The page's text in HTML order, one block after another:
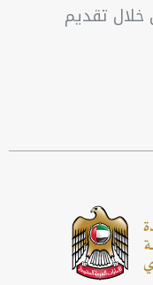
تقديم